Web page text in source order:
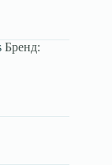
Бренд: